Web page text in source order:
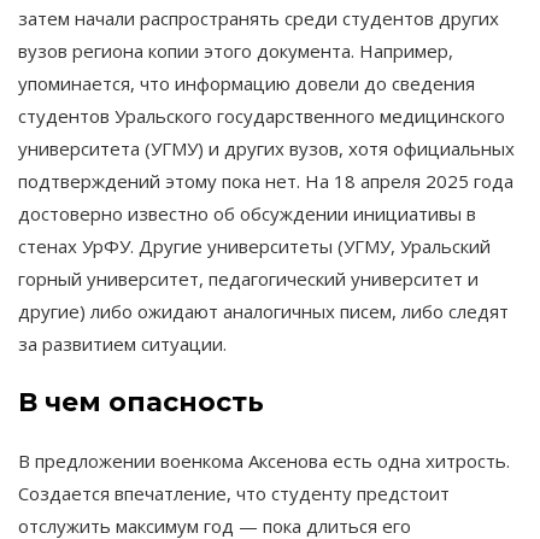
затем начали распространять среди студентов других
вузов региона копии этого документа​. Например,
упоминается, что информацию довели до сведения
студентов Уральского государственного медицинского
университета (УГМУ) и других вузов, хотя официальных
подтверждений этому пока нет. На 18 апреля 2025 года
достоверно известно об обсуждении инициативы в
стенах УрФУ. Другие университеты (УГМУ, Уральский
горный университет, педагогический университет и
другие) либо ожидают аналогичных писем, либо следят
за развитием ситуации.
В чем опасность
В предложении военкома Аксенова есть одна хитрость.
Создается впечатление, что студенту предстоит
отслужить максимум год — пока длиться его